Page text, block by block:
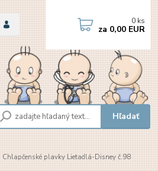
Hľadať
0 ks
za 0,00 EUR
Chlapčenské plavky Lietadlá-Disney č.98